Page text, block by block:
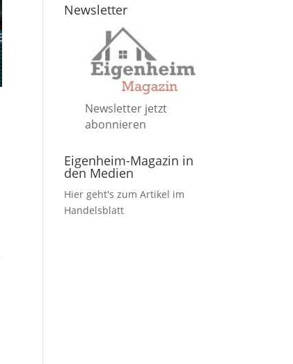
Newsletter
Newsletter jetzt
abonnieren
Eigenheim-Magazin in
den Medien
Hier geht's zum Artikel im
Handelsblatt